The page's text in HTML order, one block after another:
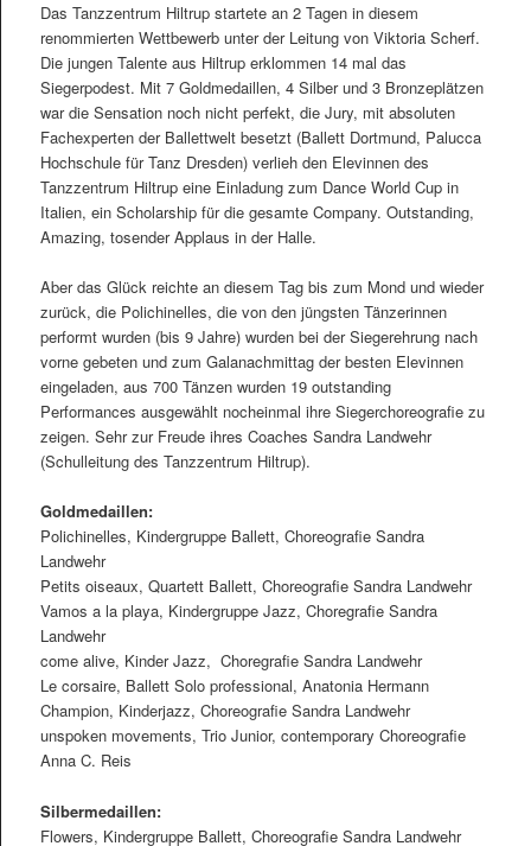
Das Tanzzentrum Hiltrup startete an 2 Tagen in diesem
renommierten Wettbewerb unter der Leitung von Viktoria Scherf.
Die jungen Talente aus Hiltrup erklommen 14 mal das
Siegerpodest. Mit 7 Goldmedaillen, 4 Silber und 3 Bronzeplätzen
war die Sensation noch nicht perfekt, die Jury, mit absoluten
Fachexperten der Ballettwelt besetzt (Ballett Dortmund, Palucca
Hochschule für Tanz Dresden) verlieh den Elevinnen des
Tanzzentrum Hiltrup eine Einladung zum Dance World Cup in
Italien, ein Scholarship für die gesamte Company. Outstanding,
Amazing, tosender Applaus in der Halle.
Aber das Glück reichte an diesem Tag bis zum Mond und wieder
zurück, die Polichinelles, die von den jüngsten Tänzerinnen
performt wurden (bis 9 Jahre) wurden bei der Siegerehrung nach
vorne gebeten und zum Galanachmittag der besten Elevinnen
eingeladen, aus 700 Tänzen wurden 19 outstanding
Performances ausgewählt nocheinmal ihre Siegerchoreograﬁe zu
zeigen. Sehr zur Freude ihres Coaches Sandra Landwehr
(Schulleitung des Tanzzentrum Hiltrup).
Goldmedaillen:
Polichinelles, Kindergruppe Ballett, Choreograﬁe Sandra
Landwehr
Petits oiseaux, Quartett Ballett, Choreograﬁe Sandra Landwehr
Vamos a la playa, Kindergruppe Jazz, Choregraﬁe Sandra
Landwehr
come alive, Kinder Jazz, Choregraﬁe Sandra Landwehr
Le corsaire, Ballett Solo professional, Anatonia Hermann
Champion, Kinderjazz, Choreograﬁe Sandra Landwehr
unspoken movements, Trio Junior, contemporary Choreograﬁe
Anna C. Reis
Silbermedaillen:
Flowers, Kindergruppe Ballett, Choreograﬁe Sandra Landwehr